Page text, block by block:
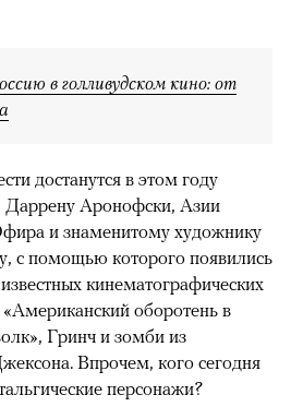
в голливудском кино: от
достанутся в этом году
Даррену Аронофски, Азии
и знаменитому художнику
с помощью которого появились
кинематографических
оборотень в
Гринч и зомби из
Впрочем, кого сегодня
персонажи?